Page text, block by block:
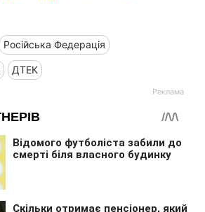
Російська Федерація
ДТЕК